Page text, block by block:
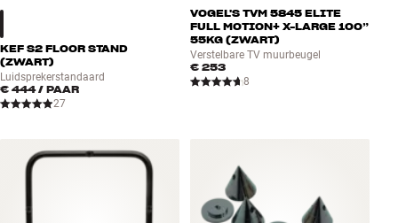
KEF S2 FLOOR STAND
(ZWART)
Luidsprekerstandaard
€ 444/ PAAR
27
VOGEL'S TVM 5845 ELITE
FULL MOTION+ X-LARGE 100”
55KG (ZWART)
Verstelbare TV muurbeugel
€ 253
8